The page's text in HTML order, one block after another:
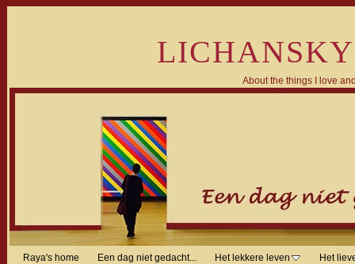
About the things I love
Raya's home Een dag niet gedacht... Het lekkere leven
Het